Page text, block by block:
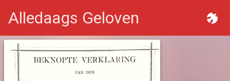
Alledaags Geloven